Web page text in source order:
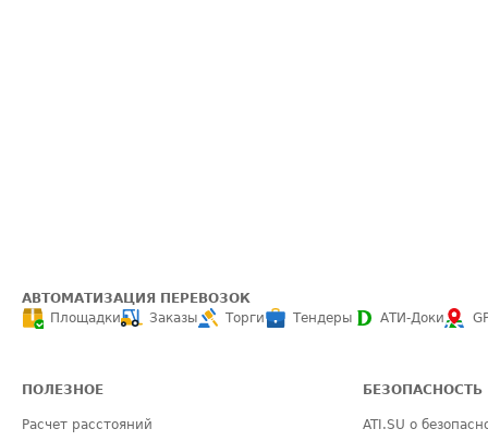
АВТОМАТИЗАЦИЯ ПЕРЕВОЗОК
Площадки
Заказы Торги Тендеры АТИ-Доки
ПОЛЕЗНОЕ
Расчет расстояний
БЕЗОПАСНОСТЬ
ATI.SU о